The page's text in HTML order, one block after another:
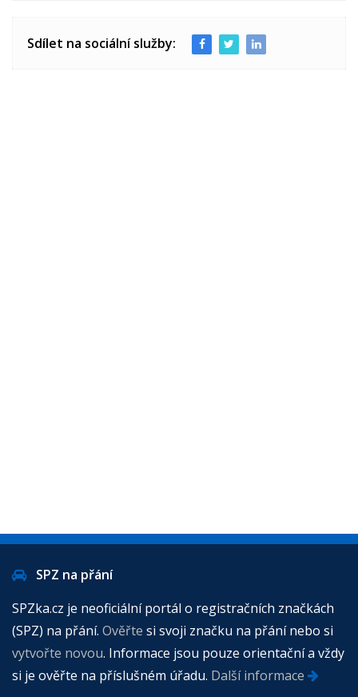
Sdílet na sociální služby:
SPZ na přání
SPZka.cz je neoficiální portál o registračních značkách
(SPZ) na přání. Ověřte si svoji značku na přání nebo si
vytvořte novou. Informace jsou pouze orientační a vždy
si je ověřte na příslušném úřadu. Další informace